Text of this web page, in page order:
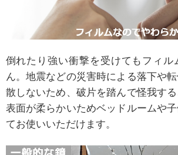
倒れたり強い衝撃を受けてもフィル
ん。地震などの災害時による落下や
散しないため、破片を踏んで怪我する
表面が柔らかいためベッドルームや
てお使いいただけます。